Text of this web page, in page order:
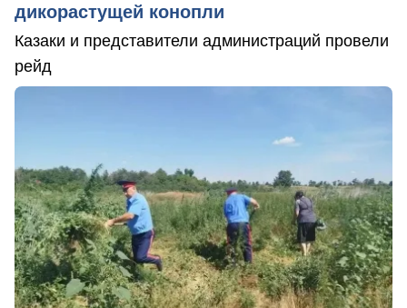
дикорастущей конопли
Казаки и представители администраций провели
рейд